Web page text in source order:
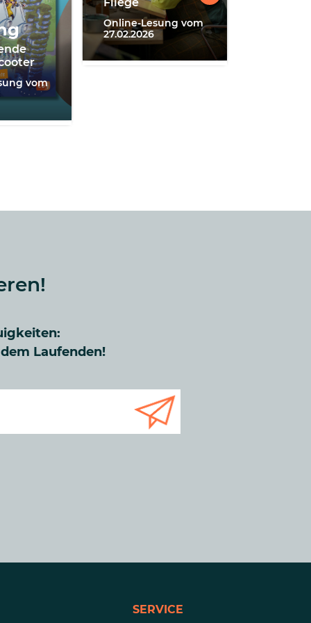
vom
Online-Lesung vom
27.02.2026
Laufenden!
SERVICE